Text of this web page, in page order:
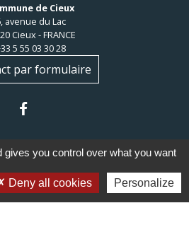
de Cieux
avenue du Lac
Cieux - FRANCE
5 55 03 30 28
par formulaire
you control over what you want
Deny all cookies Personalize